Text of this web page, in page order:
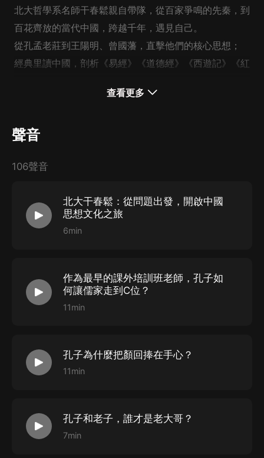
北大哲學系名師干春鬆親自帶隊，從百家爭鳴的先秦，到
百花齊放的當代中國，跨越千年，遇見自己。
從孔孟老莊到 王陽明、曾國藩 ，直擊他們的核心思想；
經典里讀中國，剖析 《易經》《道德經》《西遊記》《紅
了解中華文明，讀懂數千年來中國人的行動密碼。
本質。
人如何解決人生難題。
查看更多
聲音
106聲音
北大干春鬆：從問題出發，開啟中國
思想文化之旅
6min
作為最早的課外培訓班老師，孔子如
何讓儒家走到C位？
11min
孔子為什麼把顏回捧在手心？
11min
孔子和老子，誰才是老大哥？
7min